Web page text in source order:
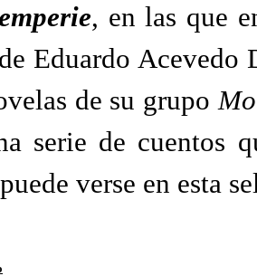
, en las que
Eduardo Acevedo
de su grupo
serie de cuentos
verse en esta